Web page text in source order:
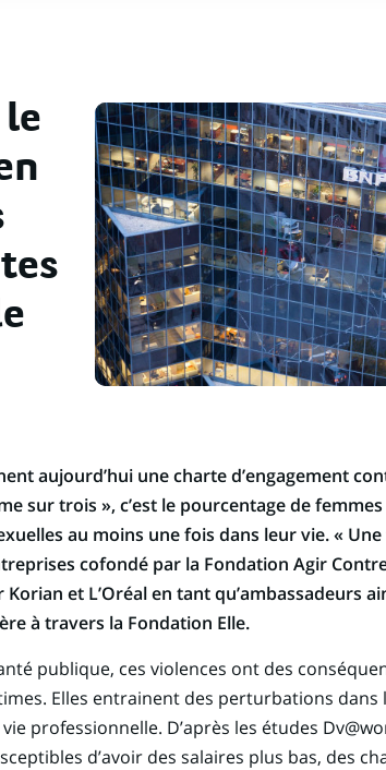
aujourd’hui une charte d’engagement
sur trois », c’est le pourcentage de
au moins une fois dans leur vie. «
cofondé par la Fondation Agir
et L’Oréal en tant qu’ambassadeurs
à travers la Fondation Elle.
publique, ces violences ont des
Elles entrainent des perturbations dans
professionnelle. D’après les études
d’avoir des salaires plus bas, des